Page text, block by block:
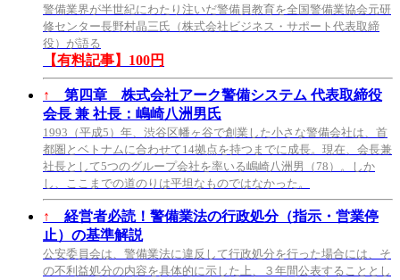
警備業界が半世紀にわたり注いだ警備員教育を全国警備業協会元研
修センター長野村晶三氏（株式会社ビジネス・サポート代表取締
役）が語る
【有料記事】100円
↑
第四章 株式会社アーク警備システム 代表取締役
会長 兼 社長：嶋崎八洲男氏
1993（平成5）年、渋谷区幡ヶ谷で創業した小さな警備会社は、首
都圏とベトナムに合わせて14拠点を持つまでに成長。現在、会長兼
社長として5つのグループ会社を率いる嶋崎八洲男（78）。しか
し、ここまでの道のりは平坦なものではなかった。
↑
経営者必読！警備業法の行政処分（指示・営業停
止）の基準解説
公安委員会は、警備業法に違反して行政処分を行った場合には、そ
の不利益処分の内容を具体的に示した上、３年間公表することとし